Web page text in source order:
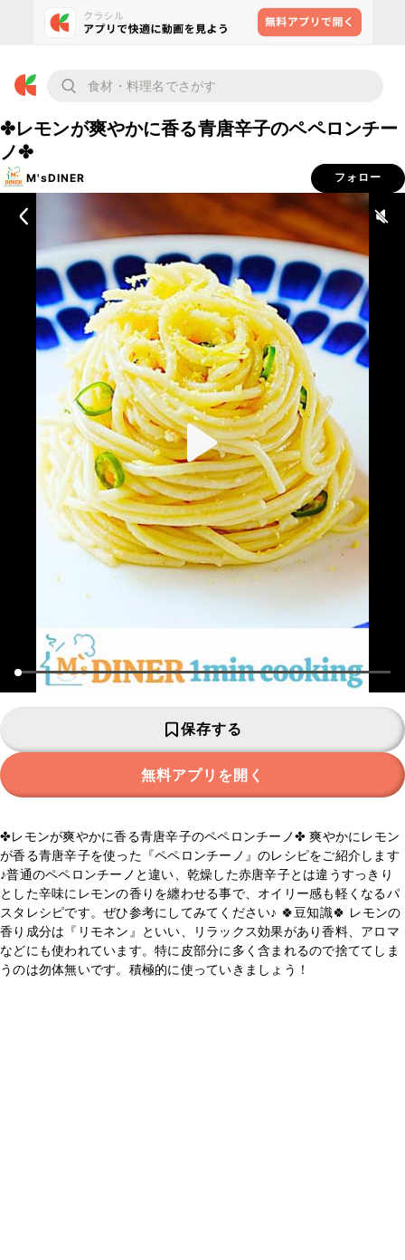
✤レモンが爽やかに香る青唐辛子のペペロンチー
ノ✤
M'sDINER フォロー
保存する
無料アプリを開く
✤レモンが爽やかに香る青唐辛子のペペロンチーノ✤ 爽やかにレモン
が香る青唐辛子を使った『ペペロンチーノ』のレシピをご紹介します
♪普通のペペロンチーノと違い、乾燥した赤唐辛子とは違うすっきり
とした辛味にレモンの香りを纏わせる事で、オイリー感も軽くなるパ
スタレシピです。ぜひ参考にしてみてください♪ 🍀豆知識🍀 レモンの
香り成分は『リモネン』といい、リラックス効果があり香料、アロマ
などにも使われています。特に皮部分に多く含まれるので捨ててしま
うのは勿体無いです。積極的に使っていきましょう！